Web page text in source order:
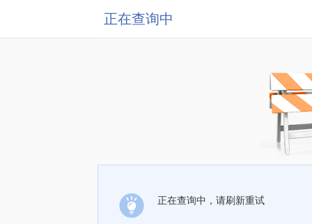
正在查询中
正在查询中，请刷新重试